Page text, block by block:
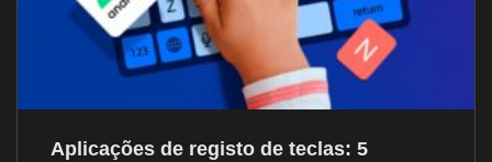
Aplicações de registo de teclas: 5